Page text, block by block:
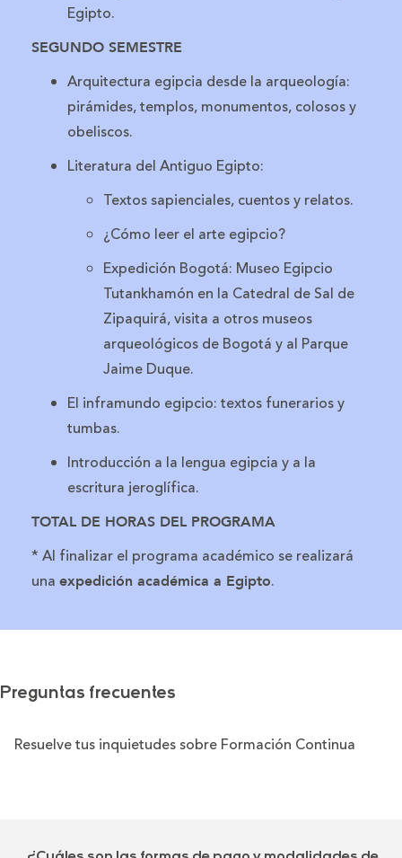
Egipto.
SEGUNDO SEMESTRE
Arquitectura egipcia desde la arqueología:
pirámides, templos, monumentos, colosos y
obeliscos.
Literatura del Antiguo Egipto:
Textos sapienciales, cuentos y relatos.
¿Cómo leer el arte egipcio?
Expedición Bogotá: Museo Egipcio
Tutankhamón en la Catedral de Sal de
Zipaquirá, visita a otros museos
arqueológicos de Bogotá y al Parque
Jaime Duque.
El inframundo egipcio: textos funerarios y
tumbas.
Introducción a la lengua egipcia y a la
escritura jeroglífica.
TOTAL DE HORAS DEL PROGRAMA
* Al finalizar el programa académico se realizará
una expedición académica a Egipto.
Preguntas frecuentes
Resuelve tus inquietudes sobre Formación Continua